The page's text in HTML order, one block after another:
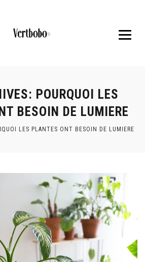
POURQUOI LES
BESOIN DE LUMIERE
LES PLANTES ONT BESOIN DE LUMIERE